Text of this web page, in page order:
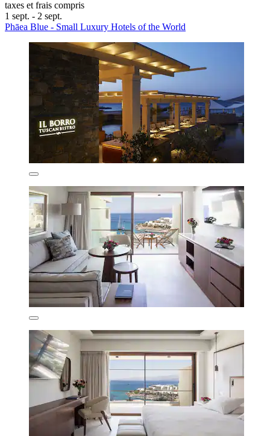
taxes et frais compris
1 sept. - 2 sept.
Phāea Blue - Small Luxury Hotels of the World